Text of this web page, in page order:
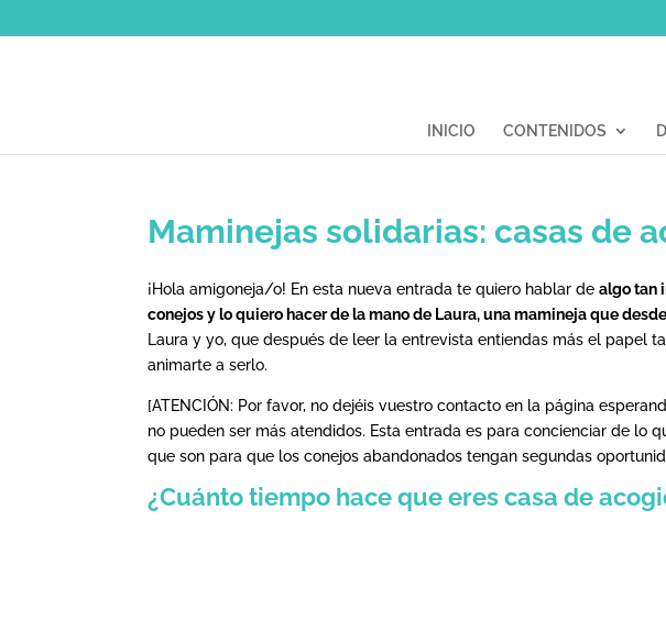
INICIO CONTENIDOS
Maminejas solidarias: casas de
¡Hola amigoneja/o! En esta nueva entrada te quiero hablar dealgo tan
conejos y lo quiero hacer de la mano de Laura, una mamineja que
Laura y yo, que después de leer la entrevista entiendas más el papel
animarte a serlo.
[ATENCIÓN: Por favor, no dejéis vuestro contacto en la página
no pueden ser más atendidos. Esta entrada es para concienciar de lo
que son para que los conejos abandonados tengan segundas
¿Cuánto tiempo hace que eres casa de